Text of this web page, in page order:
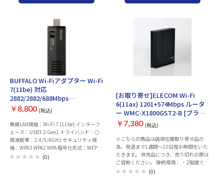
メタル) ループ検知：○ 幅x高さx奥行：
品：ACアダプター、ゴム足、マグネッ
ト、マグネット用ネジ、取扱説明書、保証
書 保証期間：1年間
WPA WPA2 WPA3 WEP 有線LAN(HUB)速
ームフォーミング：○ MU-MIMO：○
グ：○ DFS：○ メッシュWi-Fi：○ VPNパ
ススルー：○ ゲストポート：○ 引越し機
能：○ 幅x高さx奥行：59x177x175 mm
重量：650 g 主な付属品：スタンド、ACア
ダプター、LANケーブル(0.5m)、取扱説明
間：1年
BUFFALO Wi-Fiアダプター Wi-Fi
7(11be) 対応
2882/2882/688Mbps
USB3.2(Gen1)/2.0用 AirStation
CDレスインストール対応
AirStation WI-U3-2900BE2 [ブ
ラック]
￥8,800 (税込)
無線LAN規格：Wi-Fi 7 (11be) インターフ
ェース：USB3.2 Gen1 トライバンド：○
周波数帯：2.4/5/6GHz セキュリティ規
格：WPA3 WPA2 WPA 暗号化形式：WEP
TKIP アンテナタイプ：内蔵 対応OS：
(0)
[お取り寄せ]ELECOM Wi-Fi
6(11ax) 1201+574Mbps ルータ
ー WMC-X1800GST2-B [ブラッ
ク]
￥7,380 (税込)
※こちらの商品は店頭在庫取り寄せ品の
為、発送まで1週間～10日程お時間をいた
だきます。 併売品につき、売り切れの際は
ご容赦ください。 接続環境： ・2階建て
(戸建て) ・3LDK(マンション) ・26台 ・6
(0)